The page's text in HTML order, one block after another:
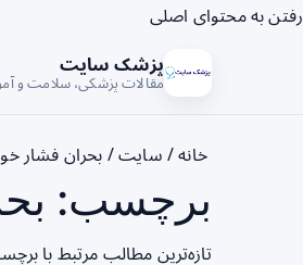
رفتن به محتوای اصلی
پزشک سایت
مقالات پزشکی، سلامت و
خانه/ سایت/ بحران فشار
برچسب:
تازه‌ترین مطالب مرتبط با